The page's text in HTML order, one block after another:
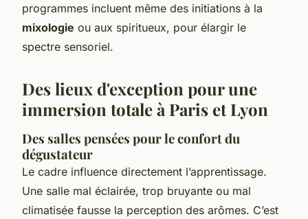
programmes incluent même des initiations à la
mixologie ou aux spiritueux, pour élargir le
spectre sensoriel.
Des lieux d'exception pour une
immersion totale à Paris et Lyon
Des salles pensées pour le confort du
dégustateur
Le cadre influence directement l’apprentissage.
Une salle mal éclairée, trop bruyante ou mal
climatisée fausse la perception des arômes. C’est